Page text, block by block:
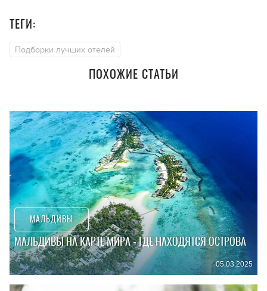
ТЕГИ:
Подборки лучших отелей
ПОХОЖИЕ СТАТЬИ
МАЛЬДИВЫ
МАЛЬДИВЫ НА КАРТЕ МИРА - ГДЕ НАХОДЯТСЯ ОСТРОВА
05.03.2025